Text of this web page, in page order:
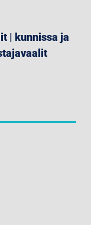
| kunnissa ja